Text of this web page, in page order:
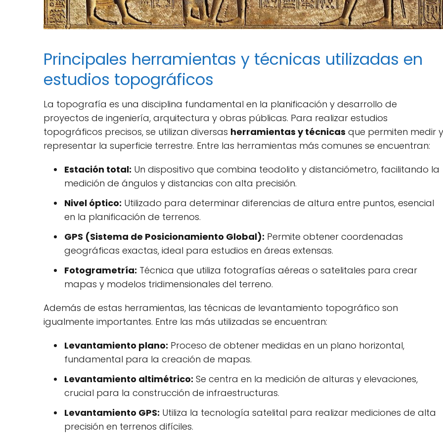
Principales herramientas y técnicas utilizadas en
estudios topográficos
La topografía es una disciplina fundamental en la planificación y desarrollo de
proyectos de ingeniería, arquitectura y obras públicas. Para realizar estudios
topográficos precisos, se utilizan diversas herramientas y técnicas que permiten medir y
representar la superficie terrestre. Entre las herramientas más comunes se encuentran:
Estación total: Un dispositivo que combina teodolito y distanciómetro, facilitando la
medición de ángulos y distancias con alta precisión.
Nivel óptico: Utilizado para determinar diferencias de altura entre puntos, esencial
en la planificación de terrenos.
GPS (Sistema de Posicionamiento Global): Permite obtener coordenadas
geográficas exactas, ideal para estudios en áreas extensas.
Fotogrametría: Técnica que utiliza fotografías aéreas o satelitales para crear
mapas y modelos tridimensionales del terreno.
Además de estas herramientas, las técnicas de levantamiento topográfico son
igualmente importantes. Entre las más utilizadas se encuentran:
Levantamiento plano: Proceso de obtener medidas en un plano horizontal,
fundamental para la creación de mapas.
Levantamiento altimétrico: Se centra en la medición de alturas y elevaciones,
crucial para la construcción de infraestructuras.
Levantamiento GPS: Utiliza la tecnología satelital para realizar mediciones de alta
precisión en terrenos difíciles.